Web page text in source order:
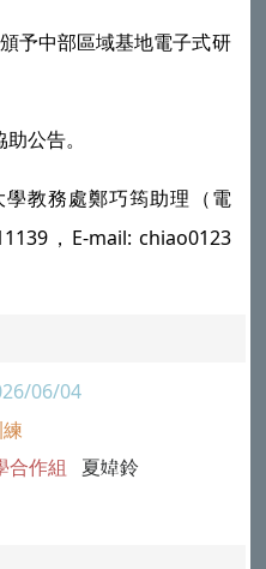
予中部區域基地電子式研
公告。
教務處鄭巧筠助理（電
， E-mail: chiao0123
06/04
合作組 夏鈴